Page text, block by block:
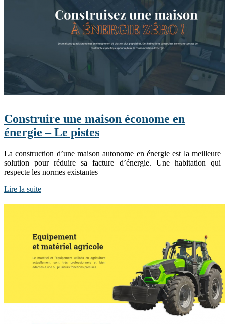
Construire une maison économe en
énergie – Le pistes
La construction d’une maison autonome en énergie est la meilleure
solution pour réduire sa facture d’énergie. Une habitation qui
respecte les normes existantes
Lire la suite